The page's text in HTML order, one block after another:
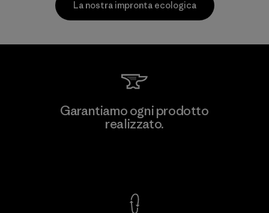
MAS Arya 2
La nostra impronta ecologica
Garantiamo ogni prodotto
realizzato.